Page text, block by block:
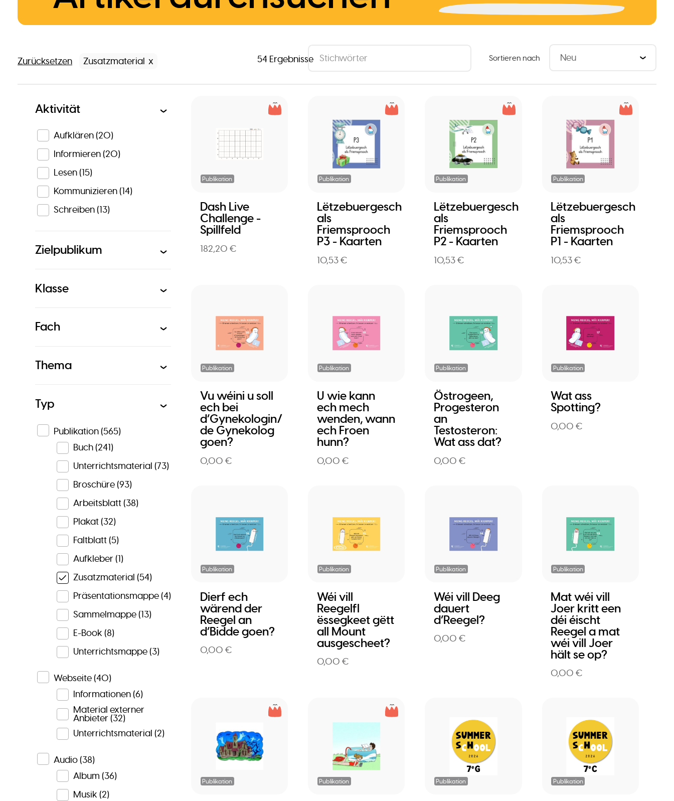
Zurücksetzen Zusatzmaterial Sortieren nach
54 Ergebnisse
Publikation
Dash Live
Challenge -
Spillfeld
182,20 €
Publikation
Lëtzebuergesch
als
Friemsprooch
P3 - Kaarten
10,53 €
Publikation
Lëtzebuergesch
als
Friemsprooch
P2 - Kaarten
10,53 €
Publikation
Lëtzebuergesch
als
Friemsprooch
P1 - Kaarten
10,53 €
Publikation
Vu wéini u soll
ech bei
d’Gynekologin/
de Gynekolog
goen?
0,00 €
Publikation
U wie kann
ech mech
wenden, wann
ech Froen
hunn?
0,00 €
Publikation
Östrogeen,
Progesteron
an
Testosteron:
Wat ass dat?
0,00 €
Publikation
Wat ass
Spotting?
0,00 €
Publikation
Dierf ech
wärend der
Reegel an
d’Bidde goen?
0,00 €
Publikation
Wéi vill
Reegelfl
ëssegkeet gëtt
all Mount
ausgescheet?
0,00 €
Publikation
Wéi vill Deeg
dauert
d’Reegel?
0,00 €
Publikation
Mat wéi vill
Joer kritt een
déi éischt
Reegel a mat
wéi vill Joer
hält se op?
0,00 €
Publikation Publikation Publikation Publikation
Aktivität
Aufklären(20)
Informieren(20)
Lesen(15)
Kommunizieren(14)
Schreiben(13)
Zielpublikum
Klasse
Fach
Thema
Typ
Publikation(565)
Buch (241)
Unterrichtsmaterial (73)
Broschüre (93)
Arbeitsblatt (38)
Plakat (32)
Faltblatt (5)
Aufkleber (1)
Zusatzmaterial (54)
Präsentationsmappe (4)
Sammelmappe (13)
E-Book (8)
Unterrichtsmappe (3)
Webseite(40)
Informationen (6)
Material externer
Anbieter (32)
Unterrichtsmaterial (2)
Audio(38)
Album (36)
Musik (2)